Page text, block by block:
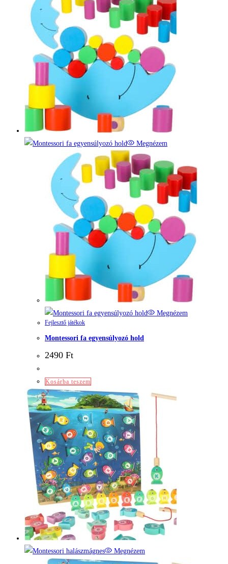
Megnézem
Megnézem
Fejlesztő játékok
Montessori fa egyensúlyozó hold
2490 Ft
Kosárba teszem
Megnézem